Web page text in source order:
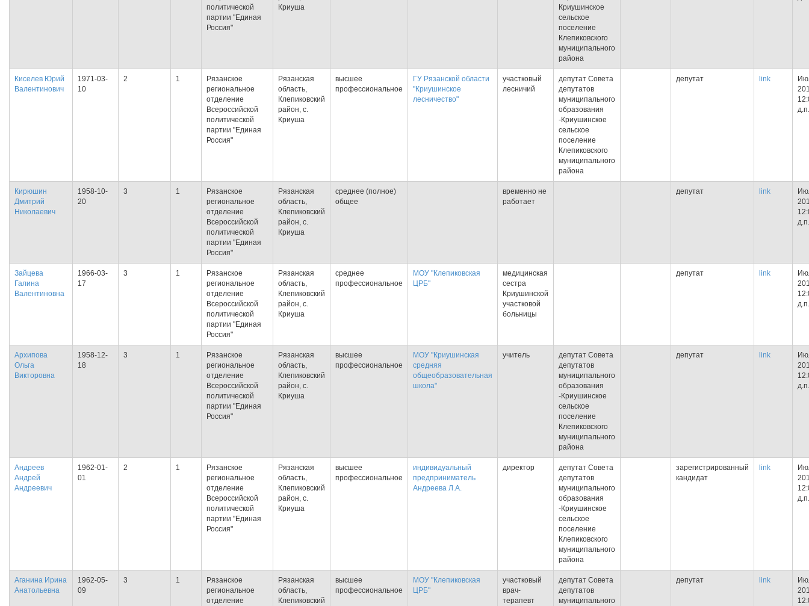
политической
партии "Единая
Россия"
Криуша
Криушинское
сельское
поселение
Клепиковского
муниципального
района
Киселев Юрий
Валентинович
1971-03-
10
2 1
Рязанское
региональное
отделение
Всероссийской
политической
партии "Единая
Россия"
Рязанская
область,
Клепиковский
район, с.
Криуша
высшее
профессиональное
ГУ Рязанской области
"Криушинское
лесничество"
участковый
лесничий
депутат Совета
депутатов
муниципального
образования
-Криушинское
сельское
поселение
Клепиковского
муниципального
района
депутат link
д.п.
Кирюшин
Дмитрий
Николаевич
1958-10-
20
3 1
Рязанское
региональное
отделение
Всероссийской
политической
партии "Единая
Россия"
Рязанская
область,
Клепиковский
район, с.
Криуша
среднее (полное)
общее
временно не
работает
депутат link
д.п.
Зайцева
Галина
Валентиновна
1966-03-
17
3 1
Рязанское
региональное
отделение
Всероссийской
политической
партии "Единая
Россия"
Рязанская
область,
Клепиковский
район, с.
Криуша
среднее
профессиональное
МОУ "Клепиковская
ЦРБ"
медицинская
сестра
Криушинской
участковой
больницы
депутат link
д.п.
Архипова
Ольга
Викторовна
1958-12-
18
3 1
Рязанское
региональное
отделение
Всероссийской
политической
партии "Единая
Россия"
Рязанская
область,
Клепиковский
район, с.
Криуша
высшее
профессиональное
МОУ "Криушинская
средняя
общеобразовательная
школа"
учитель
депутат Совета
депутатов
муниципального
образования
-Криушинское
сельское
поселение
Клепиковского
муниципального
района
депутат link
д.п.
Андреев
Андрей
Андреевич
1962-01-
01
2 1
Рязанское
региональное
отделение
Всероссийской
политической
партии "Единая
Россия"
Рязанская
область,
Клепиковский
район, с.
Криуша
высшее
профессиональное
индивидуальный
предприниматель
Андреева Л.А.
директор
депутат Совета
депутатов
муниципального
образования
-Криушинское
сельское
поселение
Клепиковского
муниципального
района
зарегистрированный
кандидат
link
д.п.
Аганина Ирина
Анатольевна
1962-05-
09
3 1
Рязанское
региональное
отделение
Рязанская
область,
Клепиковский
высшее
профессиональное
МОУ "Клепиковская
ЦРБ"
участковый
врач-
терапевт
депутат Совета
депутатов
муниципального
депутат link